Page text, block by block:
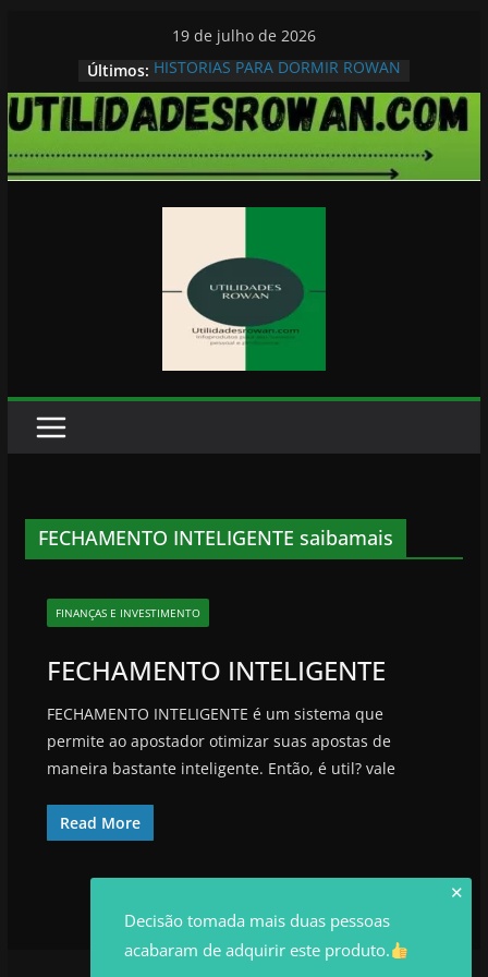
conteúdo
19 de julho de 2026
Últimos: HISTORIAS PARA DORMIR ROWAN
FECHAMENTO INTELIGENTE saibamais
FINANÇAS E INVESTIMENTO
FECHAMENTO INTELIGENTE
FECHAMENTO INTELIGENTE é um sistema que
permite ao apostador otimizar suas apostas de
maneira bastante inteligente. Então, é util? vale
Read More
✕
Decisão tomada mais duas pessoas
acabaram de adquirir este produto.